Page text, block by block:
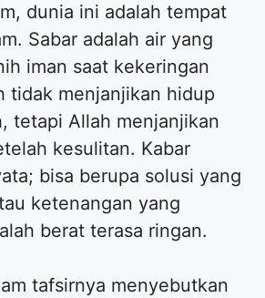
dunia ini adalah tempat
Sabar adalah air yang
iman saat kekeringan
tidak menjanjikan hidup
tetapi Allah menjanjikan
kesulitan. Kabar
bisa berupa solusi yang
ketenangan yang
berat terasa ringan.
tafsirnya menyebutkan